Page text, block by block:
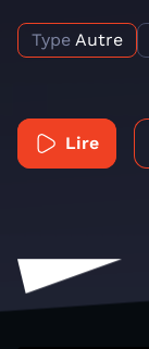
Type Autre
Lire